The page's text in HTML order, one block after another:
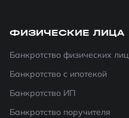
ФИЗИЧЕСКИЕ ЛИЦА
Банкротство физических лиц
Банкротство с ипотекой
Банкротство ИП
Банкротство поручителя